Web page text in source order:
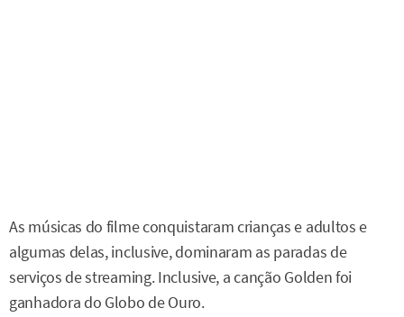
As músicas do filme conquistaram crianças e adultos e
algumas delas, inclusive, dominaram as paradas de
serviços de streaming. Inclusive, a canção Golden foi
ganhadora do Globo de Ouro.